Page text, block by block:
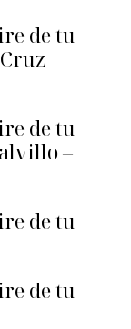
de tu
de tu
–
de tu
de tu